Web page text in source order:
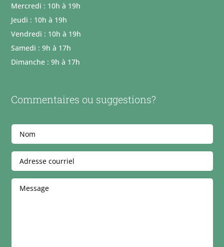
Mercredi : 10h à 19h
Jeudi : 10h à 19h
Vendredi : 10h à 19h
Samedi : 9h à 17h
Dimanche : 9h à 17h
Commentaires ou suggestions?